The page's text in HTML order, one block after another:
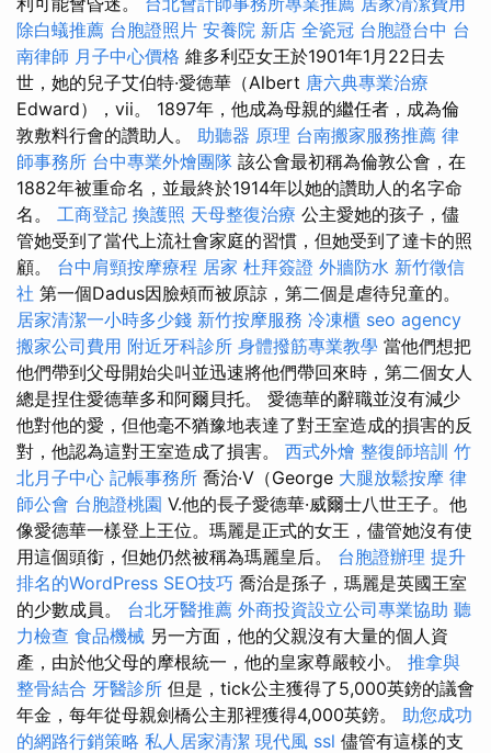
除白蟻推薦 台胞證照片 安養院 新店 全瓷冠 台胞證台中 台
南律師 月子中心價格 維多利亞女王於1901年1月22日去
世，她的兒子艾伯特·愛德華（Albert 唐六典專業治療
Edward），vii。 1897年，他成為母親的繼任者，成為倫
敦敷料行會的讚助人。 助聽器 原理 台南搬家服務推薦 律
師事務所 台中專業外燴團隊 該公會最初稱為倫敦公會，在
1882年被重命名，並最終於1914年以她的讚助人的名字命
名。 工商登記 換護照 天母整復治療 公主愛她的孩子，儘
管她受到了當代上流社會家庭的習慣，但她受到了達卡的照
顧。 台中肩頸按摩療程 居家 杜拜簽證 外牆防水 新竹徵信
社 第一個Dadus因臉頰而被原諒，第二個是虐待兒童的。
居家清潔一小時多少錢 新竹按摩服務 冷凍櫃 seo agency
搬家公司費用 附近牙科診所 身體撥筋專業教學 當他們想把
他們帶到父母開始尖叫並迅速將他們帶回來時，第二個女人
總是捏住愛德華多和阿爾貝托。 愛德華的辭職並沒有減少
他對他的愛，但他毫不猶豫地表達了對王室造成的損害的反
對，他認為這對王室造成了損害。 西式外燴 整復師培訓 竹
北月子中心 記帳事務所 喬治·V（George 大腿放鬆按摩 律
師公會 台胞證桃園 V.他的長子愛德華·威爾士八世王子。他
像愛德華一樣登上王位。瑪麗是正式的女王，儘管她沒有使
用這個頭銜，但她仍然被稱為瑪麗皇后。 台胞證辦理 提升
排名的WordPress SEO技巧 喬治是孫子，瑪麗是英國王室
的少數成員。 台北牙醫推薦 外商投資設立公司專業協助 聽
力檢查 食品機械 另一方面，他的父親沒有大量的個人資
產，由於他父母的摩根統一，他的皇家尊嚴較小。 推拿與
整骨結合 牙醫診所 但是，tick公主獲得了5,000英鎊的議會
年金，每年從母親劍橋公主那裡獲得4,000英鎊。 助您成功
的網路行銷策略 私人居家清潔 現代風 ssl 儘管有這樣的支